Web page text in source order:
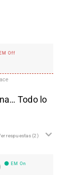
EM Off
Todo lo
respuestas(2)
EM On